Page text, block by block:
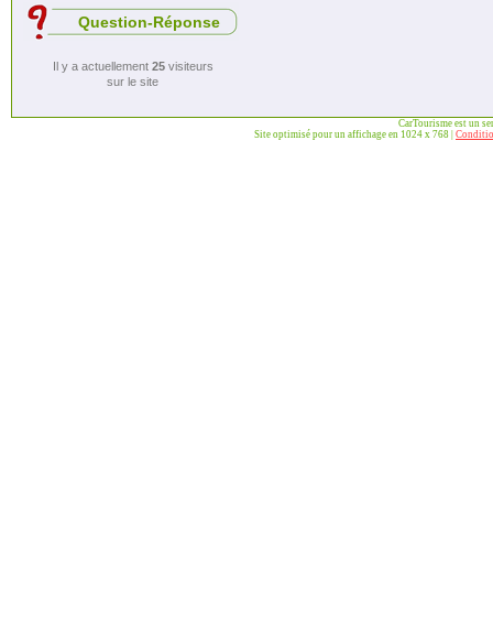
Question-Réponse
Il y a actuellement 25visiteurs
sur le site
CarTourisme est un
Site optimisé pour un affichage en 1024 x 768 |